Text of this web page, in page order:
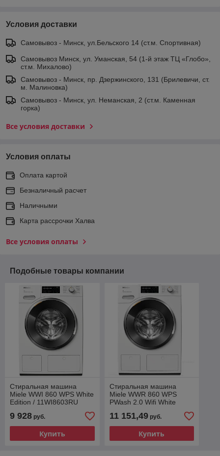
Условия доставки
Самовывоз - Минск, ул.Бельского 14 (ст.м. Спортивная)
Самовывоз Минск, ул. Уманская, 54 (1-й этаж ТЦ «Глобо»,
ст.м. Михалово)
Самовывоз - Минск, пр. Дзержинского, 131 (Брилевичи, ст.
м. Малиновка)
Самовывоз - Минск, ул. Неманская, 2 (ст.м. Каменная
горка)
Все условия доставки
Условия оплаты
Оплата картой
Безналичный расчет
Наличными
Карта рассрочки Халва
Все условия оплаты
Подобные товары компании
Стиральная машина
Miele WWI 860 WPS White
Edition / 11WI8603RU
9 928 руб.
Купить
Стиральная машина
Miele WWR 860 WPS
PWash 2.0 Wifi White
11 151,49руб.
Купить